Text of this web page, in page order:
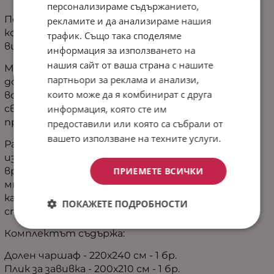
Подарете си уют, комфорт и стил със спален
комплект Аспера, изработен от
висококачествен 100% памук ранфорс.
Материята е мека, дишаща и приятна на
допир, като осигурява комфортен сън през
всички сезони. Многоцветният дизайн внася
свежест и елегантност във всяка спалня,
превръщайки я в уютно място за почивка.
Ранфорс памукът се отличава с висока
издръжливост, запазва цветовете си за дълго
време и не губи мекотата си дори след
многократно пране. Комплектът е подходящ
както за ежедневна употреба, така и за
специален подарък за близък човек.
Комплектът съдържа:
Долен чаршаф - 220х240 см - 1 бр.
Плик за завивка - 200х210 см - 1 бр.
персонализираме съдържанието,
рекламите и да анализираме нашия
трафик. Също така споделяме
информация за използването на
нашия сайт от ваша страна с нашите
партньори за реклама и анализи,
които може да я комбинират с друга
информация, която сте им
предоставили или която са събрали от
вашето използване на техните услуги.
ПРИЕМЕТЕ ВСИЧКИ
ПОКАЖЕТЕ ПОДРОБНОСТИ